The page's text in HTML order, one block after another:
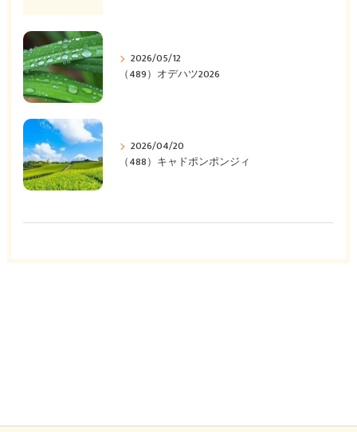
2026/05/12
（489）オデハツ2026
2026/04/20
（488）キャドポンポンジィ